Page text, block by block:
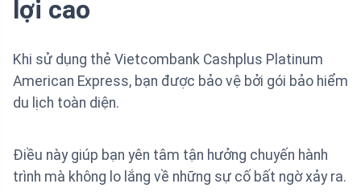
lợi cao
Khi sử dụng thẻ Vietcombank Cashplus Platinum
American Express, bạn được bảo vệ bởi gói bảo hiểm
du lịch toàn diện.
Điều này giúp bạn yên tâm tận hưởng chuyến hành
trình mà không lo lắng về những sự cố bất ngờ xảy ra.